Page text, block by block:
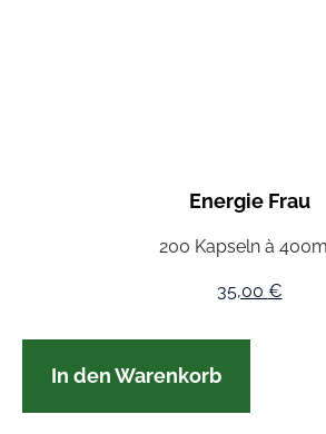
Energie Frau
200 Kapseln à
35,00 €
In den Warenkorb